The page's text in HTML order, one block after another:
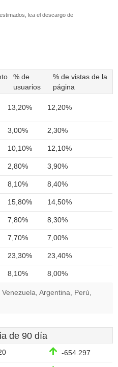
lea el descargo de
% de
usuarios
% de vistas de la
página
13,20% 12,20%
3,00% 2,30%
10,10% 12,10%
2,80% 3,90%
8,10% 8,40%
15,80% 14,50%
7,80% 8,30%
7,70% 7,00%
23,30% 23,40%
8,10% 8,00%
Argentina, Perú,
de 90 día
-654.297